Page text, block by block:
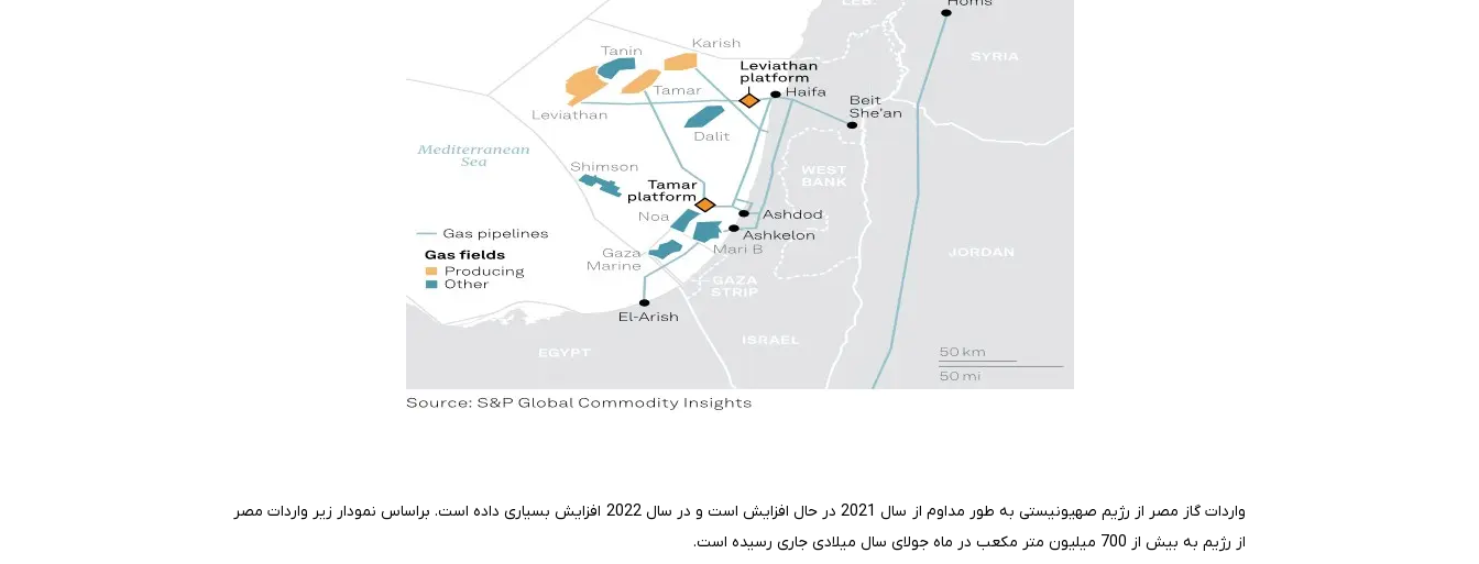
واردات گاز مصر از رژیم صهیونیستی به طور مداوم از سال 2021 در حال افزایش است و در سال 2022 افزایش بسیاری داده است. براساس نمودار زیر واردات مصر
از رژیم به بیش از 700 میلیون متر مکعب در ماه جولای سال میلادی جاری رسیده است.